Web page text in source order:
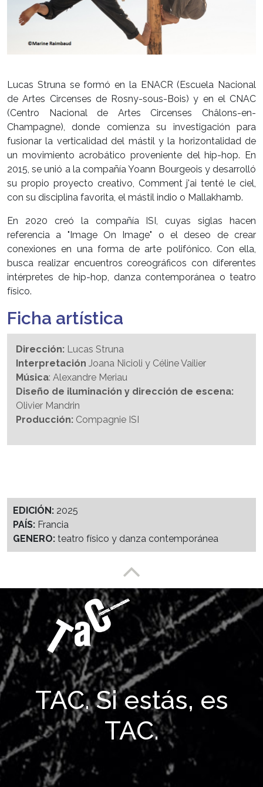
Lucas Struna se formó en la ENACR (Escuela Nacional
de Artes Circenses de Rosny-sous-Bois) y en el CNAC
(Centro Nacional de Artes Circenses Châlons-en-
Champagne), donde comienza su investigación para
fusionar la verticalidad del mástil y la horizontalidad de
un movimiento acrobático proveniente del hip-hop. En
2015, se unió a la compañía Yoann Bourgeois y desarrolló
su propio proyecto creativo, Comment j'ai tenté le ciel,
con su disciplina favorita, el mástil indio o Mallakhamb.
En 2020 creó la compañía ISI, cuyas siglas hacen
referencia a "Image On Image" o el deseo de crear
conexiones en una forma de arte polifónico. Con ella,
busca realizar encuentros coreográficos con diferentes
intérpretes de hip-hop, danza contemporánea o teatro
físico.
Ficha artística
Dirección: Lucas Struna
Interpretación Joana Nicioli y Céline Vailier
Música: Alexandre Meriau
Diseño de iluminación y dirección de escena:
Olivier Mandrin
Producción: Compagnie ISI
EDICIÓN: 2025
PAÍS: Francia
GENERO: teatro físico y danza contemporánea
TAC. Si estás, es
TAC.